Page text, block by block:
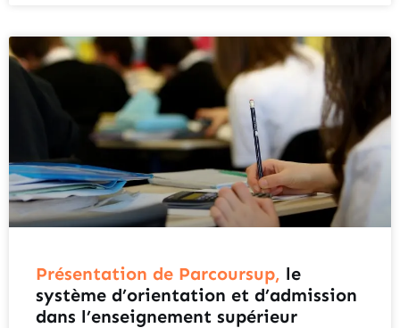
Présentation de Parcoursup, le
système d’orientation et d’admission
dans l’enseignement supérieur